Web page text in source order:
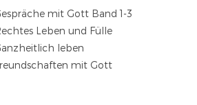
mit Gott Band 1-3
Leben und Fülle
leben
mit Gott